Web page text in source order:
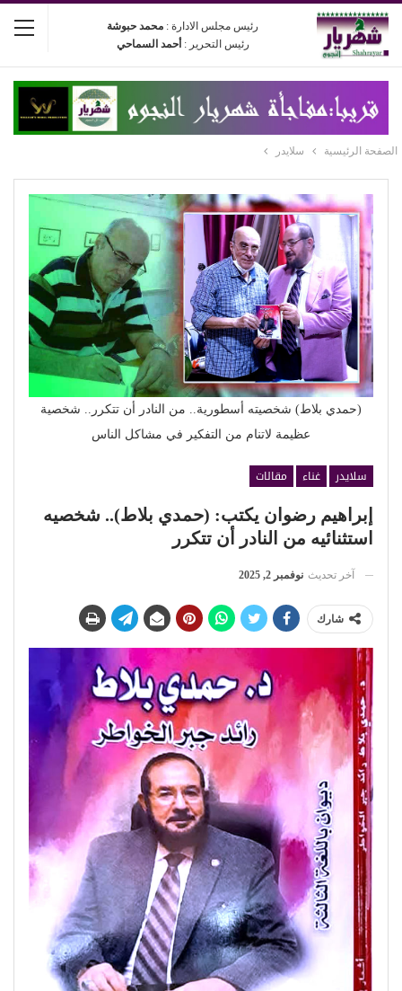
رئيس مجلس الادارة : محمد حبوشة
رئيس التحرير : أحمد السماحي
الصفحة الرئيسية سلايدر
(حمدي بلاط) شخصيته أسطورية.. من النادر أن تتكرر.. شخصية
عظيمة لاتنام من التفكير في مشاكل الناس
سلايدر غناء
مقالات
إبراهيم رضوان يكتب: (حمدي بلاط).. شخصيه
استثنائيه من النادر أن تتكرر
آخر تحديث نوفمبر 2, 2025
شارك